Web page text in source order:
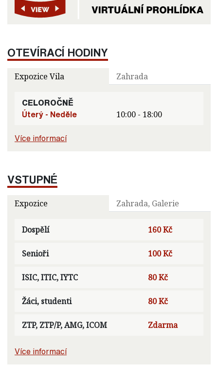
OTEVÍRACÍ HODINY
Expozice Vila Zahrada
CELOROČNĚ
Úterý - Neděle
10:00 - 18:00
Více informací
VSTUPNÉ
Expozice Zahrada, Galerie
Dospělí 160 Kč
Senioři 100 Kč
ISIC, ITIC, IYTC 80 Kč
Žáci, studenti 80 Kč
ZTP, ZTP/P, AMG, ICOM Zdarma
Více informací